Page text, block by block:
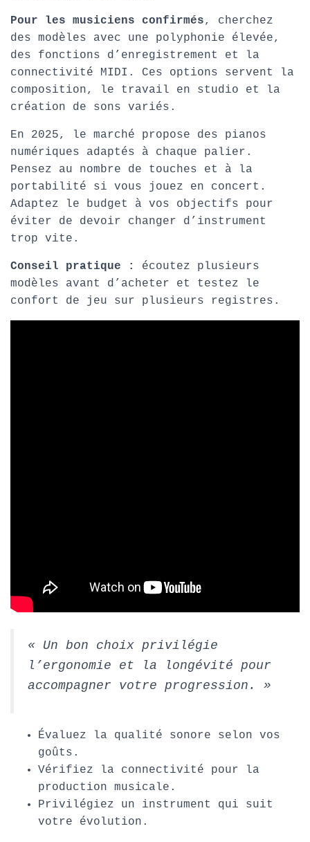
Pour les musiciens confirmés, cherchez
des modèles avec une polyphonie élevée,
des fonctions d’enregistrement et la
connectivité MIDI. Ces options servent la
composition, le travail en studio et la
création de sons variés.
En 2025, le marché propose des pianos
numériques adaptés à chaque palier.
Pensez au nombre de touches et à la
portabilité si vous jouez en concert.
Adaptez le budget à vos objectifs pour
éviter de devoir changer d’instrument
trop vite.
Conseil pratique :
écoutez plusieurs
modèles avant d’acheter et testez le
confort de jeu sur plusieurs registres.
« Un bon choix privilégie
l’ergonomie et la longévité pour
accompagner votre progression. »
Évaluez la qualité sonore selon vos
goûts.
Vérifiez la connectivité pour la
production musicale.
Privilégiez un instrument qui suit
votre évolution.